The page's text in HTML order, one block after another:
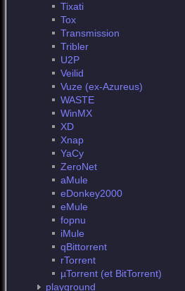
Tixati
Tox
Transmission
Tribler
U2P
Veilid
Vuze (ex-Azureus)
WASTE
WinMX
XD
Xnap
YaCy
ZeroNet
aMule
eDonkey2000
eMule
fopnu
iMule
qBittorrent
rTorrent
µTorrent (et BitTorrent)
playground